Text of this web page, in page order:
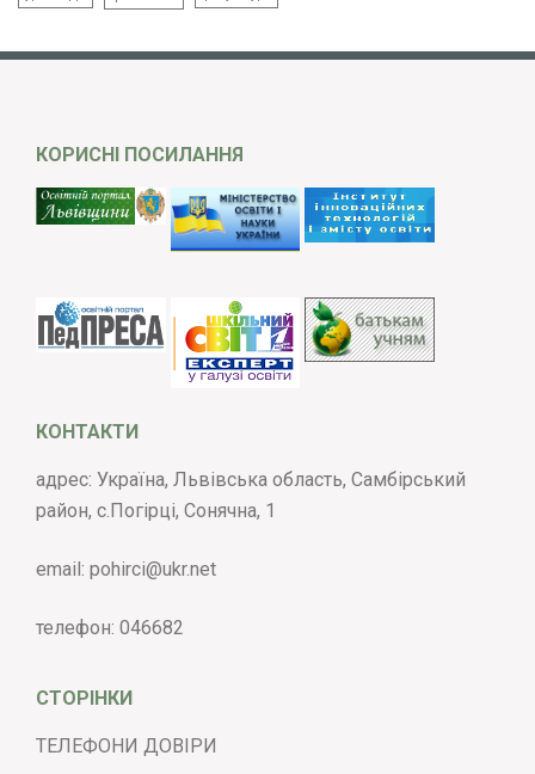
КОРИСНІ ПОСИЛАННЯ
КОНТАКТИ
адрес: Україна, Львівська область, Самбірський
район, с.Погірці, Сонячна, 1
email: pohirci@ukr.net
телефон: 046682
СТОРІНКИ
ТЕЛЕФОНИ ДОВІРИ